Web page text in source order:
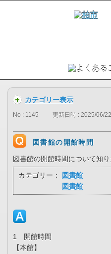
カテゴリー表示
No : 1145 更新日時 : 2025/06/
図書館の開館時間
図書館の開館時間について知り
カテゴリー：
図書館
図書館
1 開館時間
【本館】